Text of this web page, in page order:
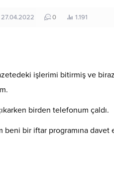
27.04.2022 0 1.191
işlerimi bitirmiş ve
birden telefonum çaldı.
beni bir iftar programına